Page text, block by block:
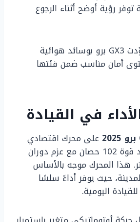
توفر رؤية أوضح أثناء الرجوع
ولحماية الركاب، زُوّدت GX3 برو بوسائد هوائية
أمان مناسب ضمن فئتها
في القيادة
على محرك اقتصادي
بسعة 1.5 لتر، يولد قوة 102 حصان مع عزم دوران
متر. هذا المحرك موجه بالأساس
حيث يوفر أداءً سلسًا
اليومية.